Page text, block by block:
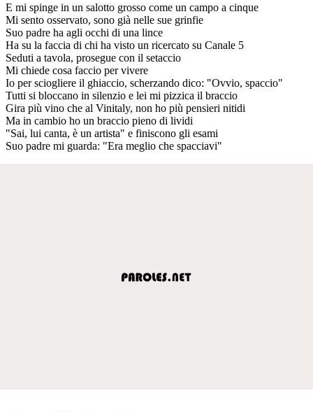
E mi spinge in un salotto grosso come un campo a cinque
Mi sento osservato, sono già nelle sue grinfie
Suo padre ha agli occhi di una lince
Ha su la faccia di chi ha visto un ricercato su Canale 5
Seduti a tavola, prosegue con il setaccio
Mi chiede cosa faccio per vivere
Io per sciogliere il ghiaccio, scherzando dico: "Ovvio, spaccio"
Tutti si bloccano in silenzio e lei mi pizzica il braccio
Gira più vino che al Vinitaly, non ho più pensieri nitidi
Ma in cambio ho un braccio pieno di lividi
"Sai, lui canta, è un artista" e finiscono gli esami
Suo padre mi guarda: "Era meglio che spacciavi"